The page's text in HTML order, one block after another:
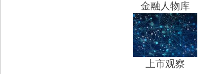
金融人物库
上市观察